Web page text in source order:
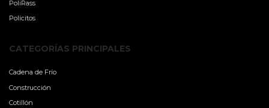
PoliRass
Policitos
CATEGORÍAS PRINCIPALES
Cadena de Frío
Construcción
Cotillón